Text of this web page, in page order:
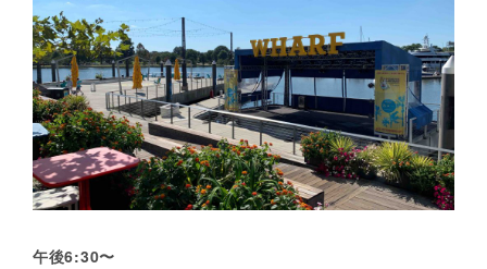
午後6:30〜